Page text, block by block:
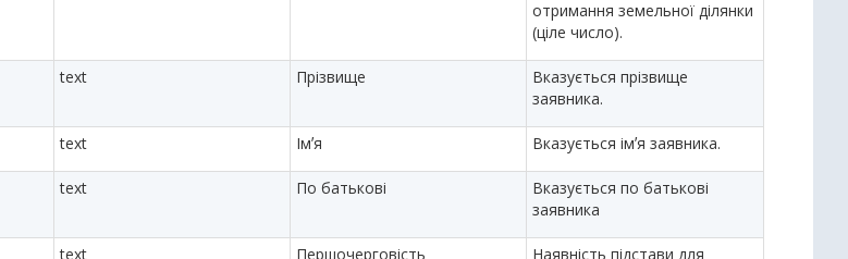
отримання земельної ділянки
(ціле число).
text Прізвище
Вказується прізвище
заявника.
text Імʼя Вказується імʼя заявника.
text По батькові
Вказується по батькові
заявника
text Першочерговість
Наявність підстави для